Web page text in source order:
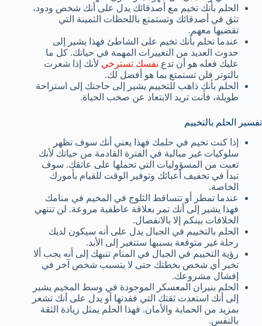
الحلم بأنك تخيم مع أصدقائك يدل على أنك شخص ودود،
تثق في أصدقائك وتستمتع باللحظات الثمينة التي
تقضيها معهم.
عندما تحلم بأنك تخيم على الشاطئ فهذا يشير إلى
حدوث العديد من التغييرات المهمة في حياتك. كل ما
عليك فعله هو أن تدع نفسك تسترخي لأنك إذا شعرت
بالتوتر فلن تستمتع بما هو أفضل لك.
الحلم بأنك ذاهب للتخييم يشير إلى حاجتك إلى استراحة
طويلة، فأنت تريد الابتعاد عن صخب الحياة.
تفسير الحلم بالتخييم
إذا كنت تخيم في حلمك فهذا يعني أنك سوف تظهر
سلوكيات غير مبالية في الفترة القادمة من حياتك لأنك
تعبت من المسؤوليات التي تحملها على عاتقك. سوف
تبدأ في تخفيف أعبائك وتوفير الوقت للقيام بأمورك
الخاصة.
عندما تمطر أو تتساقط الثلوج في المخيم في منامك
فهذا يشير إلى أنك تمر بعلاقة عاطفية مروعة. لن تنتهي
الخلافات بينكم إلا بالانفصال.
الحلم بالتخييم في الجبال يدل على أنه سيكون لديك
رحلة غير متوقعة بسببها ستتغير إلى الأبد.
رؤية التخييم في الجبال في المنام تنبهك إلى أنه يجب ألا
تخبر أي شخص بخطتك حتى لا يتسبب شخص آخر في
إفشال مشروعك.
الحلم بنيران المعسكر الموجودة في وسط المخيم يشير
إلى أنك استعدت ثقتك التي فقدتها أو يدل على أنك تشعر
بمزيد من الحماية والأمان. فهذا الحلم يمثل زيادة الثقة
بالنفس.